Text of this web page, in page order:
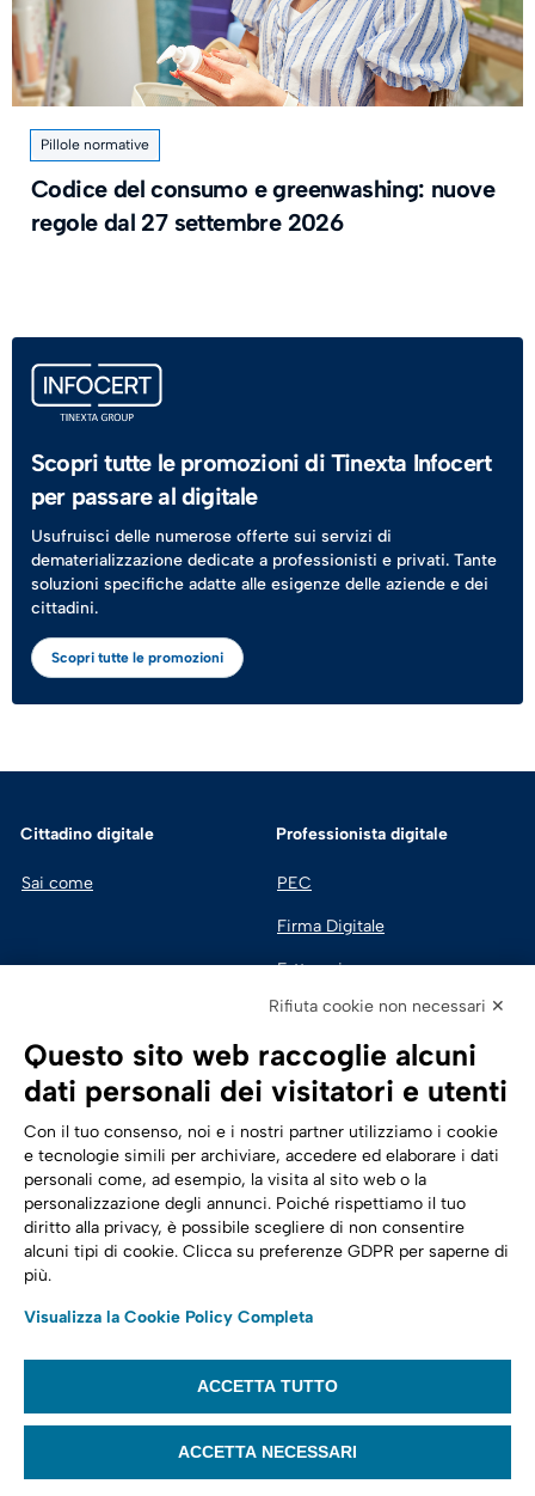
Pillole normative
Codice del consumo e greenwashing: nuove
regole dal 27 settembre 2026
Scopri tutte le promozioni di Tinexta Infocert
per passare al digitale
Usufruisci delle numerose offerte sui servizi di
dematerializzazione dedicate a professionisti e privati. Tante
soluzioni specifiche adatte alle esigenze delle aziende e dei
cittadini.
Scopri tutte le promozioni
Cittadino digitale
Sai come
Professionista digitale
PEC
Firma Digitale
Fatturazione
Sicurezza Digitale
Cloud
Trasformazione digitale
Energia
Telecomunicazioni
Automotive
Seguici su:
© 2022,Tinexta Infocert S.p.A.– P.IVA 07945211006 – Cap. Sociale €
22.117.536 – REA RM 1064345 – Sede legale: Piazzale Flaminio 1/B, 00196 –
Rifiuta cookie non necessari ✕
Questo sito web raccoglie alcuni
dati personali dei visitatori e utenti
Con il tuo consenso, noi e i nostri partner utilizziamo i cookie
e tecnologie simili per archiviare, accedere ed elaborare i dati
personali come, ad esempio, la visita al sito web o la
personalizzazione degli annunci. Poiché rispettiamo il tuo
diritto alla privacy, è possibile scegliere di non consentire
alcuni tipi di cookie. Clicca su preferenze GDPR per saperne di
più.
Visualizza la Cookie Policy Completa
ACCETTA TUTTO
ACCETTA NECESSARI